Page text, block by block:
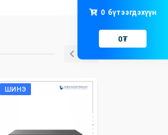
ШИНЭ
0 бүтээгдэхүүн
0₮